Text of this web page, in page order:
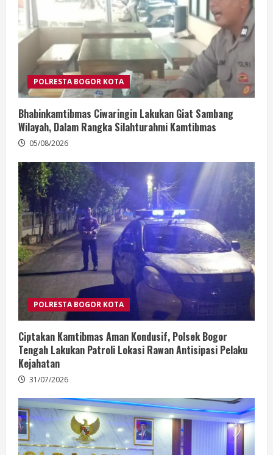
POLRESTA BOGOR KOTA
Bhabinkamtibmas Ciwaringin Lakukan Giat Sambang
Wilayah, Dalam Rangka Silahturahmi Kamtibmas
05/08/2026
POLRESTA BOGOR KOTA
Ciptakan Kamtibmas Aman Kondusif, Polsek Bogor
Tengah Lakukan Patroli Lokasi Rawan Antisipasi Pelaku
Kejahatan
31/07/2026